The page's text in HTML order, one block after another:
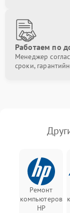
Работаем по
Менеджер
сроки,
Ремонт
компьютеров
HP